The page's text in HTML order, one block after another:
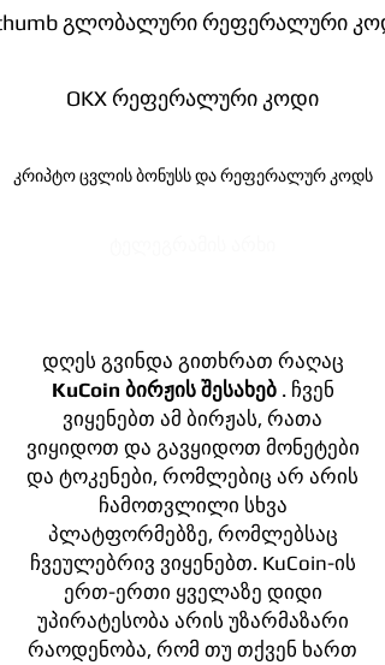
გლობალური რეფერალური
OKX რეფერალური კოდი
კრიპტო ცვლის ბონუსს და რეფერალურ კოდს
დღეს გვინდა გითხრათ რაღაც
KuCoin ბირჟის შესახებ. ჩვენ
ვიყენებთ ამ ბირჟას, რათა
ვიყიდოთ და გავყიდოთ მონეტები
და ტოკენები, რომლებიც არ არის
ჩამოთვლილი სხვა
პლატფორმებზე, რომლებსაც
ჩვეულებრივ ვიყენებთ. KuCoin-ის
ერთ-ერთი ყველაზე დიდი
უპირატესობა არის უზარმაზარი
რაოდენობა, რომ თუ თქვენ ხართ